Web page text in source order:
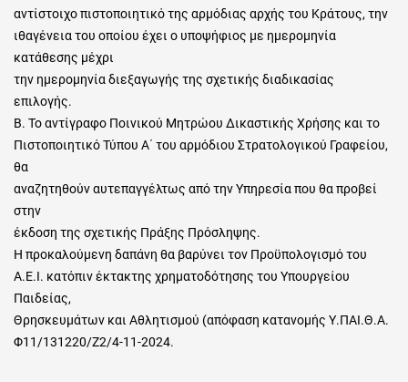
αντίστοιχο πιστοποιητικό της αρμόδιας αρχής του Κράτους, την
ιθαγένεια του οποίου έχει ο υποψήφιος με ημερομηνία
κατάθεσης μέχρι
την ημερομηνία διεξαγωγής της σχετικής διαδικασίας
επιλογής.
Β. Το αντίγραφο Ποινικού Μητρώου Δικαστικής Χρήσης και το
Πιστοποιητικό Τύπου Α΄ του αρμόδιου Στρατολογικού Γραφείου,
θα
αναζητηθούν αυτεπαγγέλτως από την Υπηρεσία που θα προβεί
στην
έκδοση της σχετικής Πράξης Πρόσληψης.
Η προκαλούμενη δαπάνη θα βαρύνει τον Προϋπολογισμό του
Α.Ε.Ι. κατόπιν έκτακτης χρηματοδότησης του Υπουργείου
Παιδείας,
Θρησκευμάτων και Αθλητισμού (απόφαση κατανομής Υ.ΠΑΙ.Θ.Α.
Φ11/131220/Ζ2/4-11-2024.